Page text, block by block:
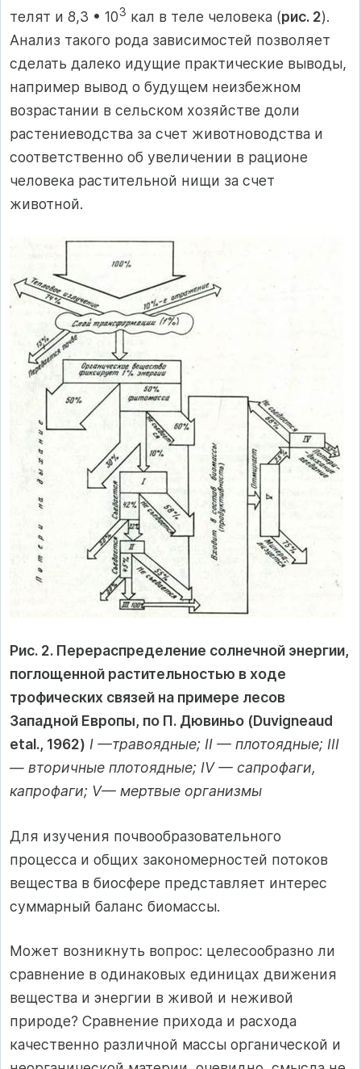
телят и 8,3 • 103 кал в теле человека (рис. 2).
Анализ такого рода зависимостей позволяет
сделать далеко идущие практические выводы,
например вывод о будущем неизбежном
возрастании в сельском хозяйстве доли
растениеводства за счет животноводства и
соответственно об увеличении в рационе
человека растительной нищи за счет
животной.
Рис. 2. Перераспределение солнечной энергии,
поглощенной растительностью в ходе
трофических связей на примере лесов
Западной Европы, по П. Дювиньо (Duvigneaud
etal., 1962) I —травоядные; II — плотоядные; III
— вторичные плотоядные; IV — сапрофаги,
капрофаги; V— мертвые организмы
Для изучения почвообразовательного
процесса и общих закономерностей потоков
вещества в биосфере представляет интерес
суммарный баланс биомассы.
Может возникнуть вопрос: целесообразно ли
сравнение в одинаковых единицах движения
вещества и энергии в живой и неживой
природе? Сравнение прихода и расхода
качественно различной массы органической и